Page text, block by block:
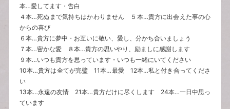
本…愛してます・告白
４本…死ぬまで気持ちはかわりません ５本…貴方に出会えた事の心
からの喜び
６本…貴方に夢中・お互いに敬い、愛し、分かち合いましょう
７本…密かな愛 ８本…貴方の思いやり、励ましに感謝します
９本…いつも貴方を思っています・いつも一緒にいてください
10本…貴方は全てが完璧 11本…最愛 12本…私と付き合ってくださ
い
13本…永遠の友情 21本…貴方だけに尽くします 24本…一日中思っ
ています